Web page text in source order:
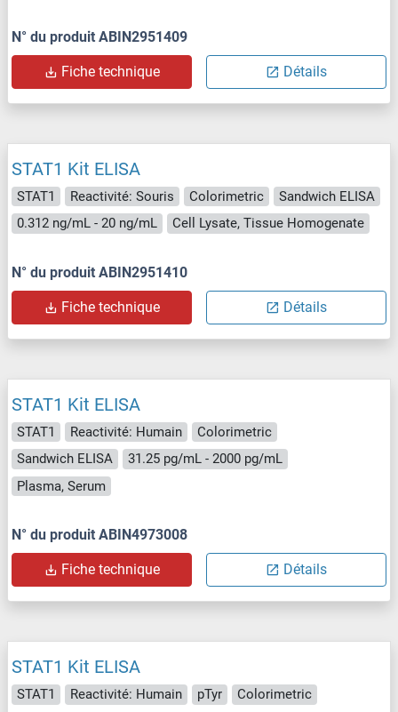
N° du produit ABIN2951409
Fiche technique Détails
STAT1 Kit ELISA
STAT1 Reactivité: Souris Colorimetric
Sandwich ELISA
0.312 ng/mL - 20 ng/mL
Cell Lysate, Tissue Homogenate
N° du produit ABIN2951410
Fiche technique Détails
STAT1 Kit ELISA
STAT1 Reactivité: Humain
Colorimetric
Sandwich ELISA
31.25 pg/mL - 2000 pg/mL
Plasma, Serum
N° du produit ABIN4973008
Fiche technique Détails
STAT1 Kit ELISA
STAT1 Reactivité: Humain pTyr Colorimetric